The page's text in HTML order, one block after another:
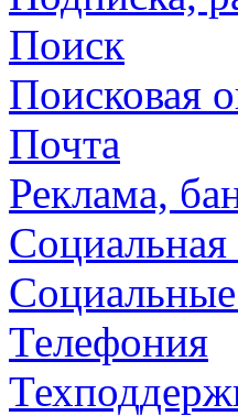
Поиск
Поисковая
Почта
Реклама,
Социальная
Телефония